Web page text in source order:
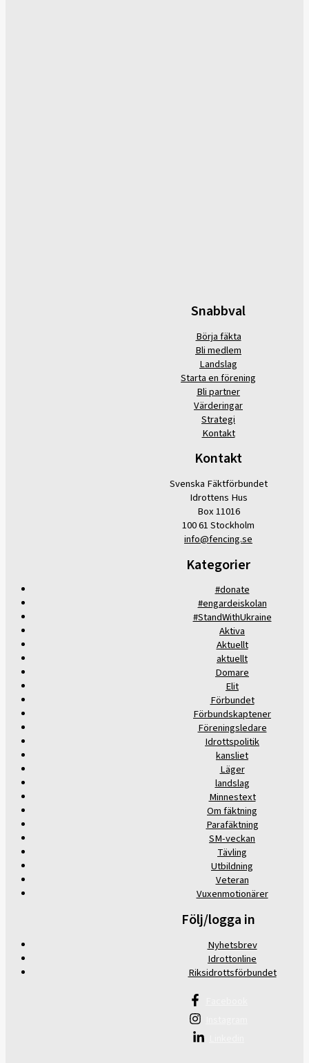
Snabbval
Börja fäkta
Bli medlem
Landslag
Starta en förening
Bli partner
Värderingar
Strategi
Kontakt
Kontakt
Svenska Fäktförbundet
Idrottens Hus
Box 11016
100 61 Stockholm
info@fencing.se
Kategorier
#donate
#engardeiskolan
#StandWithUkraine
Aktiva
Aktuellt
aktuellt
Domare
Elit
Förbundet
Förbundskaptener
Föreningsledare
Idrottspolitik
kansliet
Läger
landslag
Minnestext
Om fäktning
Parafäktning
SM-veckan
Tävling
Utbildning
Veteran
Vuxenmotionärer
Följ/logga in
Nyhetsbrev
Idrottonline
Riksidrottsförbundet